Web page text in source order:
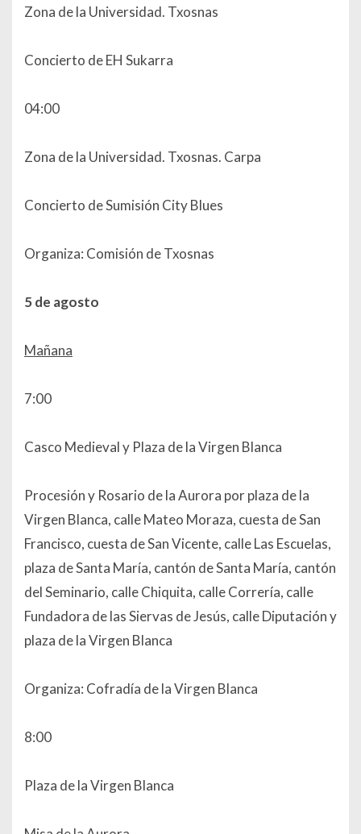
Zona de la Universidad. Txosnas
Concierto de EH Sukarra
04:00
Zona de la Universidad. Txosnas. Carpa
Concierto de Sumisión City Blues
Organiza: Comisión de Txosnas
5 de agosto
Mañana
7:00
Casco Medieval y Plaza de la Virgen Blanca
Procesión y Rosario de la Aurora por plaza de la
Virgen Blanca, calle Mateo Moraza, cuesta de San
Francisco, cuesta de San Vicente, calle Las Escuelas,
plaza de Santa María, cantón de Santa María, cantón
del Seminario, calle Chiquita, calle Correría, calle
Fundadora de las Siervas de Jesús, calle Diputación y
plaza de la Virgen Blanca
Organiza: Cofradía de la Virgen Blanca
8:00
Plaza de la Virgen Blanca